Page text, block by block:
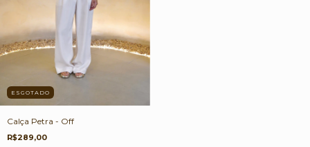
ESGOTADO
Calça Petra - Off
R$289,00